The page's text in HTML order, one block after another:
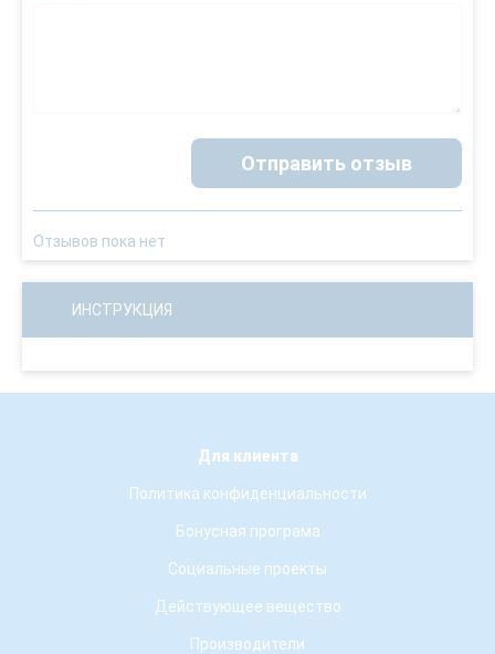
Отправить отзыв
Отзывов пока нет
ИНСТРУКЦИЯ
Для клиента
Политика конфиденциальности
Бонусная програма
Социальные проекты
Действующее вещество
Производители